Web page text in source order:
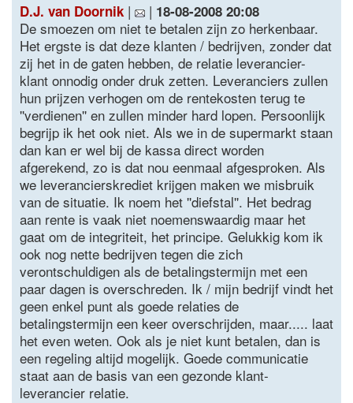
D.J. van Doornik | | 18-08-2008 20:08
De smoezen om niet te betalen zijn zo herkenbaar.
Het ergste is dat deze klanten / bedrijven, zonder dat
zij het in de gaten hebben, de relatie leverancier-
klant onnodig onder druk zetten. Leveranciers zullen
hun prijzen verhogen om de rentekosten terug te
''verdienen'' en zullen minder hard lopen. Persoonlijk
begrijp ik het ook niet. Als we in de supermarkt staan
dan kan er wel bij de kassa direct worden
afgerekend, zo is dat nou eenmaal afgesproken. Als
we leverancierskrediet krijgen maken we misbruik
van de situatie. Ik noem het ''diefstal''. Het bedrag
aan rente is vaak niet noemenswaardig maar het
gaat om de integriteit, het principe. Gelukkig kom ik
ook nog nette bedrijven tegen die zich
verontschuldigen als de betalingstermijn met een
paar dagen is overschreden. Ik / mijn bedrijf vindt het
geen enkel punt als goede relaties de
betalingstermijn een keer overschrijden, maar..... laat
het even weten. Ook als je niet kunt betalen, dan is
een regeling altijd mogelijk. Goede communicatie
staat aan de basis van een gezonde klant-
leverancier relatie.